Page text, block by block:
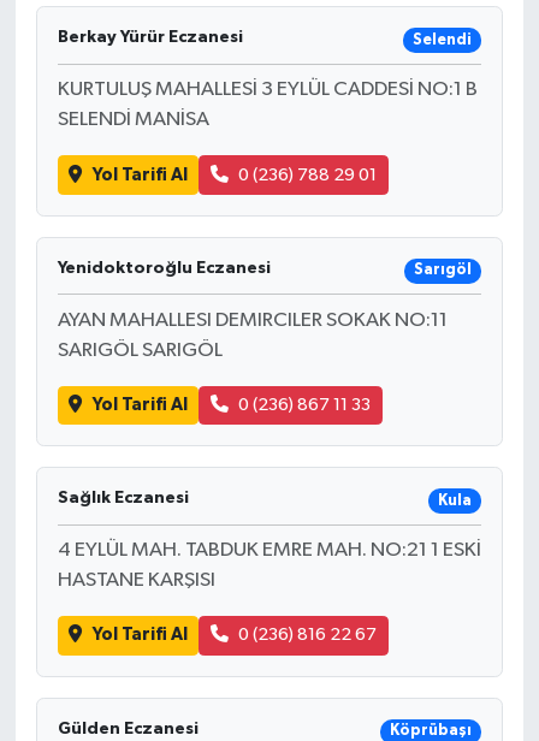
Berkay Yürür Eczanesi Selendi
KURTULUŞ MAHALLESİ 3 EYLÜL CADDESİ NO:1 B
SELENDİ MANİSA
Yol Tarifi Al 0 (236) 788 29 01
Yenidoktoroğlu Eczanesi Sarıgöl
AYAN MAHALLESI DEMIRCILER SOKAK NO:11
SARIGÖL SARIGÖL
Yol Tarifi Al 0 (236) 867 11 33
Sağlık Eczanesi Kula
4 EYLÜL MAH. TABDUK EMRE MAH. NO:21 1 ESKİ
HASTANE KARŞISI
Yol Tarifi Al 0 (236) 816 22 67
Gülden Eczanesi Köprübaşı